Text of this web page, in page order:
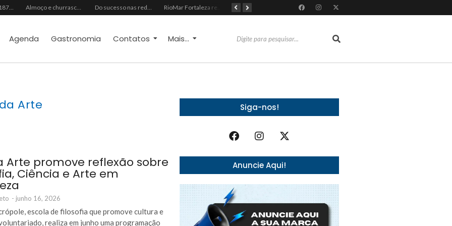
O Fantasma de 1877 e o Alerta de 2027: O Reciprocidalismo Como Escudo Contra o Novo El NiñoPh.D. Nizomar Falcão Almoço e churrasco de Dia dos Pais impulsionam vendas no varejo alimentar Do sucesso nas redes sociais à revelação no cenário musical, Beniicio Abraão lança “Me Perdeu”
Agenda Gastronomia Contatos Mais...
Arte
Arte promove reflexão sobre
Ciência e Arte em
- junho 16, 2026
escola de filosofia que promove cultura e
realiza em junho uma programação
Siga-nos!
Anuncie Aqui!